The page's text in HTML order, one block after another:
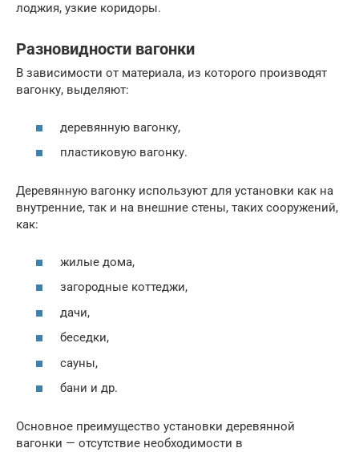
лоджия, узкие коридоры.
Разновидности вагонки
В зависимости от материала, из которого производят
вагонку, выделяют:
деревянную вагонку,
пластиковую вагонку.
Деревянную вагонку используют для установки как на
внутренние, так и на внешние стены, таких сооружений,
как:
жилые дома,
загородные коттеджи,
дачи,
беседки,
сауны,
бани и др.
Основное преимущество установки деревянной
вагонки — отсутствие необходимости в